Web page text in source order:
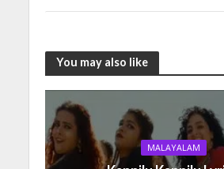
You may also like
MALAYALAM